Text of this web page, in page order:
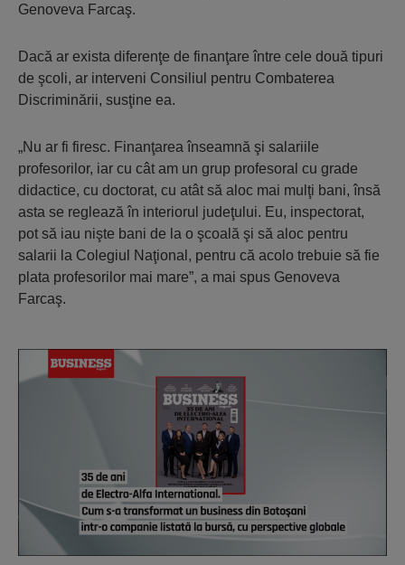
Genoveva Farcaş.
Dacă ar exista diferenţe de finanţare între cele două tipuri
de şcoli, ar interveni Consiliul pentru Combaterea
Discriminării, susţine ea.
„Nu ar fi firesc. Finanţarea înseamnă şi salariile
profesorilor, iar cu cât am un grup profesoral cu grade
didactice, cu doctorat, cu atât să aloc mai mulţi bani, însă
asta se reglează în interiorul judeţului. Eu, inspectorat,
pot să iau nişte bani de la o şcoală şi să aloc pentru
salarii la Colegiul Naţional, pentru că acolo trebuie să fie
plata profesorilor mai mare”, a mai spus Genoveva
Farcaş.